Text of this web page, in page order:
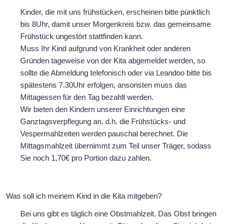
Kinder, die mit uns frühstücken, erscheinen bitte pünktlich
bis 8Uhr, damit unser Morgenkreis bzw. das gemeinsame
Frühstück ungestört stattfinden kann.
Muss Ihr Kind aufgrund von Krankheit oder anderen
Gründen tageweise von der Kita abgemeldet werden, so
sollte die Abmeldung telefonisch oder via Leandoo bitte bis
spätestens 7.30Uhr erfolgen, ansonsten muss das
Mittagessen für den Tag bezahlt werden.
Wir bieten den Kindern unserer Einrichtungen eine
Ganztagsverpflegung an, d.h. die Frühstücks- und
Vespermahlzeiten werden pauschal berechnet. Die
Mittagsmahlzeit übernimmt zum Teil unser Träger, sodass
Sie noch 1,70€ pro Portion dazu zahlen.
Was soll ich meinem Kind in die Kita mitgeben?
Bei uns gibt es täglich eine Obstmahlzeit. Das Obst bringen